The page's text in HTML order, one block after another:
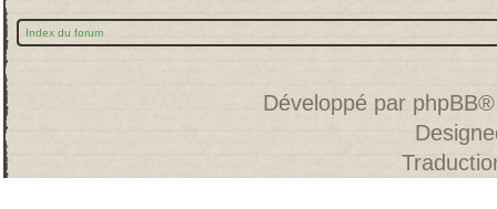
Index du forum
Développé par phpBB®